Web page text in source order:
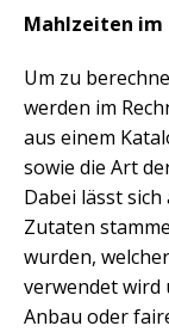
Mahlzeiten
Um zu
werden im
aus einem
sowie die Art
Dabei lässt
Zutaten
wurden,
verwendet wird
Anbau oder